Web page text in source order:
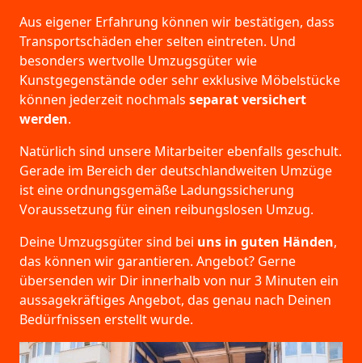
Aus eigener Erfahrung können wir bestätigen, dass
Transportschäden eher selten eintreten. Und
besonders wertvolle Umzugsgüter wie
Kunstgegenstände oder sehr exklusive Möbelstücke
können jederzeit nochmals separat versichert
werden.
Natürlich sind unsere Mitarbeiter ebenfalls geschult.
Gerade im Bereich der deutschlandweiten Umzüge
ist eine ordnungsgemäße Ladungssicherung
Voraussetzung für einen reibungslosen Umzug.
Deine Umzugsgüter sind bei uns in guten Händen,
das können wir garantieren. Angebot? Gerne
übersenden wir Dir innerhalb von nur 3 Minuten ein
aussagekräftiges Angebot, das genau nach Deinen
Bedürfnissen erstellt wurde.